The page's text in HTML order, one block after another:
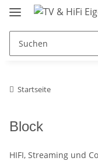
Startseite
Block
HIFI, Streaming und